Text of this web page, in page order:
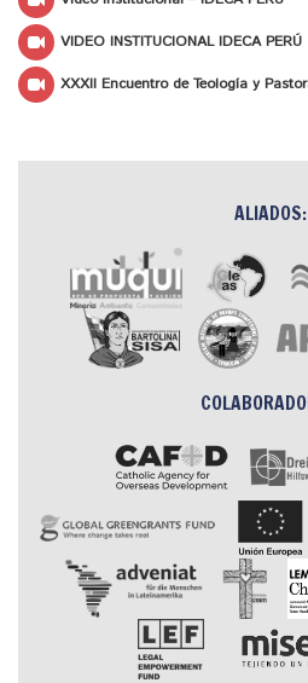
VIDEO INSTITUCIONAL IDECA PERÚ
XXXII Encuentro de Teología y
ALIADOS: